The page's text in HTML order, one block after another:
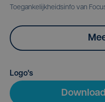
Toegankelijkheidsinfo van
Logo's